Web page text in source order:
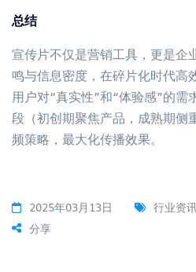
总结
宣传片不仅是营销工具，更是企
鸣与信息密度，在碎片化时代高
用户对“真实性”和“体验感”的
段（初创期聚焦产品，成熟期侧
频策略，最大化传播效果。
2025年03月13日 行业资
分享